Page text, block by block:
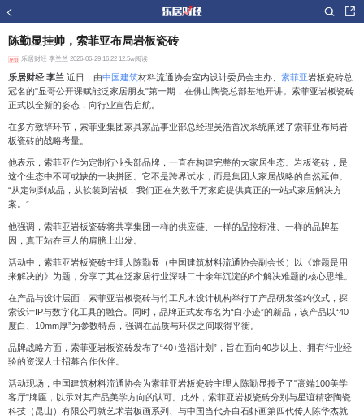
陈勤显挂帅，索菲亚布局岩板瓷砖
乐居财经 李兰兰 2026-06-29 16:22 12.5w阅读
乐居财经 李兰近日，由中国建筑材料流通协会室内设计委员会主办、 索菲亚岩板瓷砖总
冠名的"显哥公开课赋能泛家居朋友"第一期，在佛山陶瓷总部基地开讲。索菲亚岩板瓷砖
正式以全新的姿态，向行业宣告启航。
在多方致辞环节，索菲亚集团家具家品事业部总经理吴浩首次系统阐述了索菲亚布局岩
板瓷砖的战略考量。
他表示，索菲亚作为定制行业头部品牌，一直在构建完整的大家居生态。岩板瓷砖，是
这个生态中不可或缺的一块拼图。它不是跨界试水，而是集团大家居战略的自然延伸。
“从定制到成品，从软装到岩板，我们正在为数千万家庭提供真正的一站式家居解决方
案。”
他强调，索菲亚岩板瓷砖将共享集团一样的供应链、一样的品控标准、一样的品牌基
因，真正站在巨人的肩膀上出发。
活动中，索菲亚岩板瓷砖主理人陈勤显（中国建筑材料流通协会副会长）以《难题是用
来解决的》为题，分享了其在泛家居行业深耕二十余年沉淀的8个解决难题的核心思维。
在产品与设计层面，索菲亚岩板瓷砖与竹工凡木设计机构举行了产品研发签约仪式，探
索设计IP与数字化工具的融合。同时，品牌正式发布名为“白小迹”的新品，该产品以“40
度白、10mm厚”为参数特点，强调在品质与环保之间取得平衡。
品牌战略方面，索菲亚岩板瓷砖发布了“40+造福计划”，旨在面向40岁以上、拥有行业经
验的资深人士招募合作伙伴。
活动现场，中国建筑材料流通协会为索菲亚岩板瓷砖主理人陈勤显授予了"高端100美学
客厅"牌匾，以示对其产品美学方向的认可。此外，索菲亚岩板瓷砖分别与星谊精密陶瓷
科技（昆山）有限公司就艺术岩板画系列、与中国当代齐白石虾画第四代传人陈华杰就